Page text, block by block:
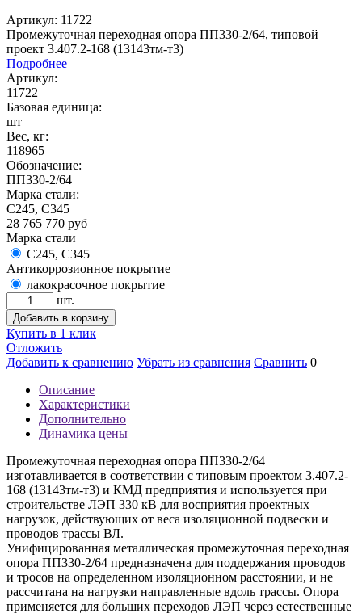
Артикул: 11722
Промежуточная переходная опора ПП330-2/64, типовой
проект 3.407.2-168 (13143тм-т3)
Подробнее
Артикул:
11722
Базовая единица:
шт
Вес, кг:
118965
Обозначение:
ПП330-2/64
Марка стали:
С245, С345
28 765 770 руб
Марка стали
С245, С345
Антикоррозионное покрытие
лакокрасочное покрытие
шт.
Добавить в корзину
Купить в 1 клик
Отложить
Добавить к сравнению Убрать из сравнения Сравнить 0
Описание
Характеристики
Дополнительно
Динамика цены
Промежуточная переходная опора ПП330-2/64
изготавливается в соответствии с типовым проектом 3.407.2-
168 (13143тм-т3) и КМД предприятия и используется при
строительстве ЛЭП 330 кВ для восприятия проектных
нагрузок, действующих от веса изоляционной подвески и
проводов трассы ВЛ.
Унифицированная металлическая промежуточная переходная
опора ПП330-2/64 предназначена для поддержания проводов
и тросов на определенном изоляционном расстоянии, и не
рассчитана на нагрузки направленные вдоль трассы. Опора
применяется для больших переходов ЛЭП через естественные